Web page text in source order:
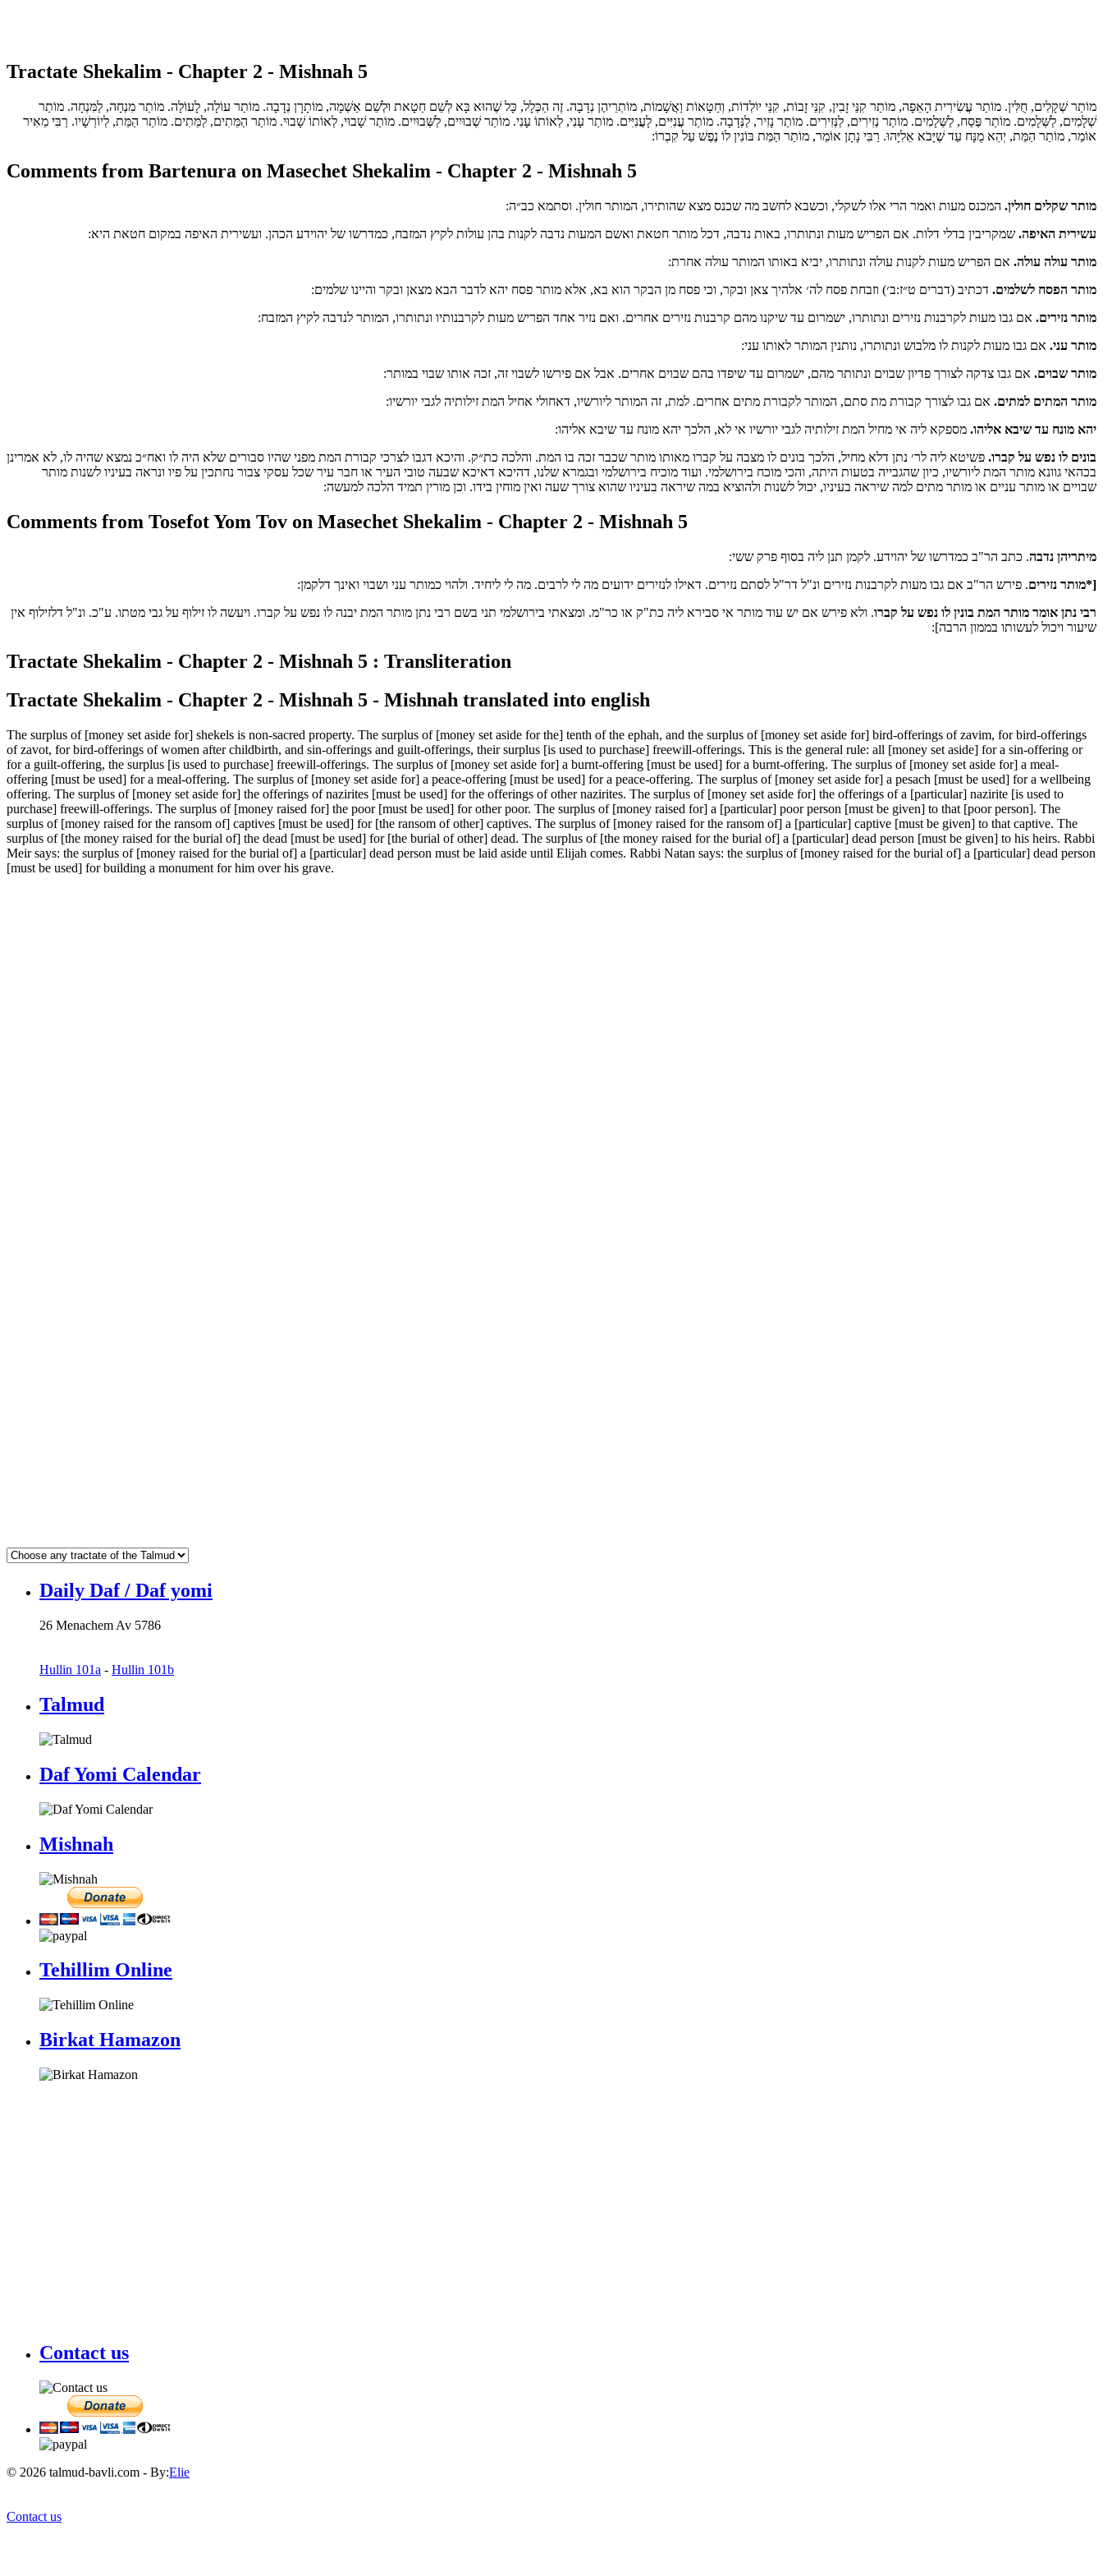
Tractate Shekalim - Chapter 2 - Mishnah 5
מוֹתַר שְׁקָלִים, חֻלִּין. מוֹתַר עֲשִׂירִית הָאֵפָה, מוֹתַר קִנֵּי זָבִין, קִנֵּי זָבוֹת, קִנֵּי יוֹלְדוֹת, וְחַטָאוֹת וַאֲשָׁמוֹת, מוֹתְרֵיהֶן נְדָבָה. זֶה הַכְּלָל, כָּל שֶׁהוּא בָּא לְשֵׁם חַטָאת וּלְשֵׁם אַשְׁמָה, מוֹתָרָן נְדָבָה. מוֹתַר עוֹלָה, לָעוֹלָה. מוֹתַר מִנְחָה, לַמִּנְחָה. מוֹתַר
שְׁלָמִים, לַשְּׁלָמִים. מוֹתַר פֶּסַח, לַשְּׁלָמִים. מוֹתַר נְזִירִים, לַנְּזִירִים. מוֹתַר נָזִיר, לַנְּדָבָה. מוֹתַר עֲנִיִּים, לָעֲנִיִּים. מוֹתַר עָנִי, לְאוֹתוֹ עָנִי. מוֹתַר שְׁבוּיִים, לַשְּׁבוּיִים. מוֹתַר שָׁבוּי, לְאוֹתוֹ שָׁבוּי. מוֹתַר הַמֵּתִים, לַמֵּתִים. מוֹתַר הַמֵּת, לְיוֹרְשָׁיו. רַבִּי מֵאִיר
אוֹמֵר, מוֹתַר הַמֵּת, יְהֵא מֻנָּח עַד שֶׁיָּבֹא אֵלִיָּהוּ. רַבִּי נָתָן אוֹמֵר, מוֹתַר הַמֵּת בּוֹנִין לוֹ נֶפֶשׁ עַל קִבְרוֹ:
Comments from Bartenura on Masechet Shekalim - Chapter 2 - Mishnah 5
מותר שקלים חולין. המכנס מעות ואמר הרי אלו לשקלי, וכשבא לחשב מה שכנס מצא שהותירו, המותר חולין. וסתמא כב״ה:
עשירית האיפה. שמקריבין בדלי דלות. אם הפריש מעות ונתותרו, באות נדבה, דכל מותר חטאת ואשם המעות נדבה לקנות בהן עולות לקיץ המזבח, כמדרשו של יהוידע הכהן. ועשירית האיפה במקום חטאת היא:
מותר עולה עולה. אם הפריש מעות לקנות עולה ונתותרו, יביא באותו המותר עולה אחרת:
מותר הפסח לשלמים. דכתיב (דברים ט״ז:ב׳) וזבחת פסח לה׳ אלהיך צאן ובקר, וכי פסח מן הבקר הוא בא, אלא מותר פסח יהא לדבר הבא מצאן ובקר והיינו שלמים:
מותר נזירים. אם גבו מעות לקרבנות נזירים ונתותרו, ישמרום עד שיקנו מהם קרבנות נזירים אחרים. ואם נזיר אחד הפריש מעות לקרבנותיו ונתותרו, המותר לנדבה לקיץ המזבח:
מותר עני. אם גבו מעות לקנות לו מלבוש ונתותרו, נותנין המותר לאותו עני:
מותר שבוים. אם גבו צדקה לצורך פדיון שבוים ונתותר מהם, ישמרום עד שיפדו בהם שבוים אחרים. אבל אם פירשו לשבוי זה, זכה אותו שבוי במותר:
מותר המתים למתים. אם גבו לצורך קבורת מת סתם, המותר לקבורת מתים אחרים. למת, זה המותר ליורשיו, דאחולי אחיל המת זילותיה לגבי יורשיו:
יהא מונח עד שיבא אליהו. מספקא ליה אי מחיל המת זילותיה לגבי יורשיו אי לא, הלכך יהא מונח עד שיבא אליהו:
בונים לו נפש על קברו. פשיטא ליה לר׳ נתן דלא מחיל, הלכך בונים לו מצבה על קברו מאותו מותר שכבר זכה בו המת. והלכה כת״ק. והיכא דגבו לצרכי קבורת המת מפני שהיו סבורים שלא היה לו ואח״כ נמצא שהיה לו, לא אמרינן
בכהאי גוונא מותר המת ליורשיו, כיון שהגבייה בטעות היתה, והכי מוכח בירושלמי. ועוד מוכיח בירושלמי ובגמרא שלנו, דהיכא דאיכא שבעה טובי העיר או חבר עיר שכל עסקי צבור נחתכין על פיו ונראה בעיניו לשנות מותר
שבויים או מותר עניים או מותר מתים למה שיראה בעיניו, יכול לשנות ולהוציא במה שיראה בעיניו שהוא צורך שעה ואין מוחין בידו. וכן מורין תמיד הלכה למעשה:
Comments from Tosefot Yom Tov on Masechet Shekalim - Chapter 2 - Mishnah 5
מיתריהן נדבה. כתב הר"ב כמדרשו של יהוידע. לקמן תנן ליה בסוף פרק ששי:
[*מותר נזירים. פירש הר"ב אם גבו מעות לקרבנות נזירים ונ"ל דר"ל לסתם נזירים. דאילו לנזירים ידועים מה לי לרבים. מה לי ליחיד. ולהוי כמותר עני ושבוי ואינך דלקמן:
רבי נתן אומר מותר המת בונין לו נפש על קברו. ולא פירש אם יש עוד מותר אי סבירא ליה כת"ק או כר"מ. ומצאתי בירושלמי תני בשם רבי נתן מותר המת יבנה לו נפש על קברו. ויעשה לו זילוף על גבי מטתו. ע"כ. ונ"ל דלזילוף אין
שיעור ויכול לעשותו בממון הרבה]:
Tractate Shekalim - Chapter 2 - Mishnah 5 : Transliteration
Tractate Shekalim - Chapter 2 - Mishnah 5 - Mishnah translated into english
The surplus of [money set aside for] shekels is non-sacred property. The surplus of [money set aside for the] tenth of the ephah, and the surplus of [money set aside for] bird-offerings of zavim, for bird-offerings
of zavot, for bird-offerings of women after childbirth, and sin-offerings and guilt-offerings, their surplus [is used to purchase] freewill-offerings. This is the general rule: all [money set aside] for a sin-offering or
for a guilt-offering, the surplus [is used to purchase] freewill-offerings. The surplus of [money set aside for] a burnt-offering [must be used] for a burnt-offering. The surplus of [money set aside for] a meal-
offering [must be used] for a meal-offering. The surplus of [money set aside for] a peace-offering [must be used] for a peace-offering. The surplus of [money set aside for] a pesach [must be used] for a wellbeing
offering. The surplus of [money set aside for] the offerings of nazirites [must be used] for the offerings of other nazirites. The surplus of [money set aside for] the offerings of a [particular] nazirite [is used to
purchase] freewill-offerings. The surplus of [money raised for] the poor [must be used] for other poor. The surplus of [money raised for] a [particular] poor person [must be given] to that [poor person]. The
surplus of [money raised for the ransom of] captives [must be used] for [the ransom of other] captives. The surplus of [money raised for the ransom of] a [particular] captive [must be given] to that captive. The
surplus of [the money raised for the burial of] the dead [must be used] for [the burial of other] dead. The surplus of [the money raised for the burial of] a [particular] dead person [must be given] to his heirs. Rabbi
Meir says: the surplus of [money raised for the burial of] a [particular] dead person must be laid aside until Elijah comes. Rabbi Natan says: the surplus of [money raised for the burial of] a [particular] dead person
[must be used] for building a monument for him over his grave.
Daily Daf / Daf yomi
26 Menachem Av 5786
Hullin 101a - Hullin 101b
Talmud
Daf Yomi Calendar
Mishnah
Tehillim Online
Birkat Hamazon
Contact us
© 2026 talmud-bavli.com - By:Elie
Contact us